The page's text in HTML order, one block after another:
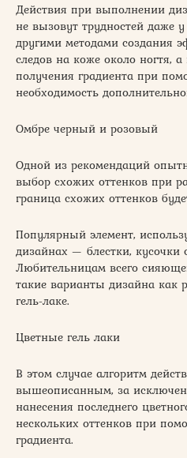
Действия при выполнении
не вызовут трудностей даже
другими методами создания
следов на коже около ногтя,
получения градиента при
необходимость
Омбре черный и розовый
Одной из рекомендаций
выбор схожих оттенков при
граница схожих оттенков
Популярный элемент,
дизайнах — блестки,
Любительницам всего
такие варианты дизайна как
гель-лаке.
Цветные гель лаки
В этом случае алгоритм
вышеописанным, за
нанесения последнего
нескольких оттенков при
градиента.